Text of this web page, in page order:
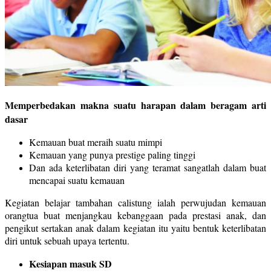
Memperbedakan makna suatu harapan dalam beragam arti
dasar
Kemauan buat meraih suatu mimpi
Kemauan yang punya prestige paling tinggi
Dan ada keterlibatan diri yang teramat sangatlah dalam buat
mencapai suatu kemauan
Kegiatan belajar tambahan calistung ialah perwujudan kemauan
orangtua buat menjangkau kebanggaan pada prestasi anak, dan
pengikut sertakan anak dalam kegiatan itu yaitu bentuk keterlibatan
diri untuk sebuah upaya tertentu.
Kesiapan masuk SD